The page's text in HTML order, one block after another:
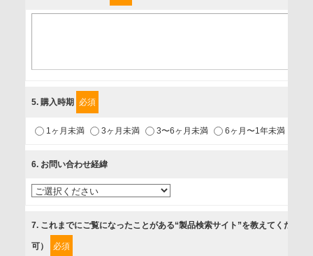
個人情報保護責任者
1.当社が取り扱う商品・サービスに関するご案内
2.当社が開催（主催・共催・協賛）するセミナーなど、各種イ
3.お客様の業務内容、及び興味、関心に応じた情報の提供
4.お客様満足度調査等のアンケートの依頼
第三者提供の有無
5. 購入時期 必須
1ヶ月未満 3ヶ月未満 3〜6ヶ月未満 6ヶ月〜1年未満
6. お問い合わせ経緯
7. これまでにご覧になったことがある“製品検索サイト”を教えてください
可） 必須